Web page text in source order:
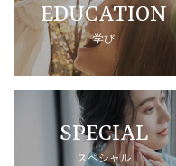
EDUCATION
学び
SPECIAL
スペシャル